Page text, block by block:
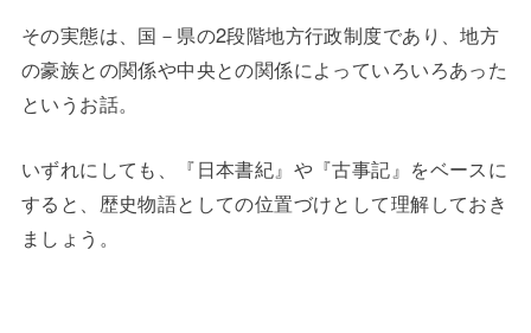
その実態は、国－県の2段階地方行政制度であり、地方
の豪族との関係や中央との関係によっていろいろあった
というお話。
いずれにしても、『日本書紀』や『古事記』をベースに
すると、歴史物語としての位置づけとして理解しておき
ましょう。